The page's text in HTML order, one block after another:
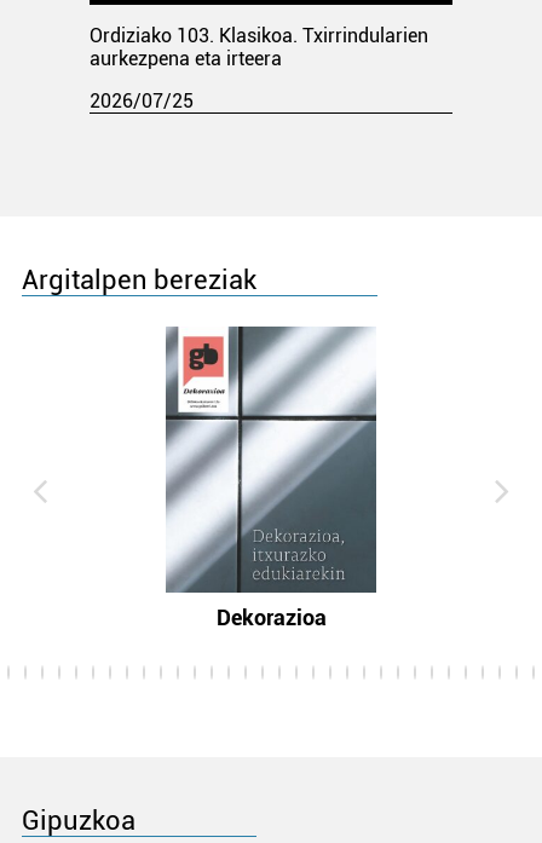
Ordiziako 103. Klasikoa. Txirrindularien
aurkezpena eta irteera
2026/07/25
Argitalpen bereziak
Dekorazioa
Gipuzkoa